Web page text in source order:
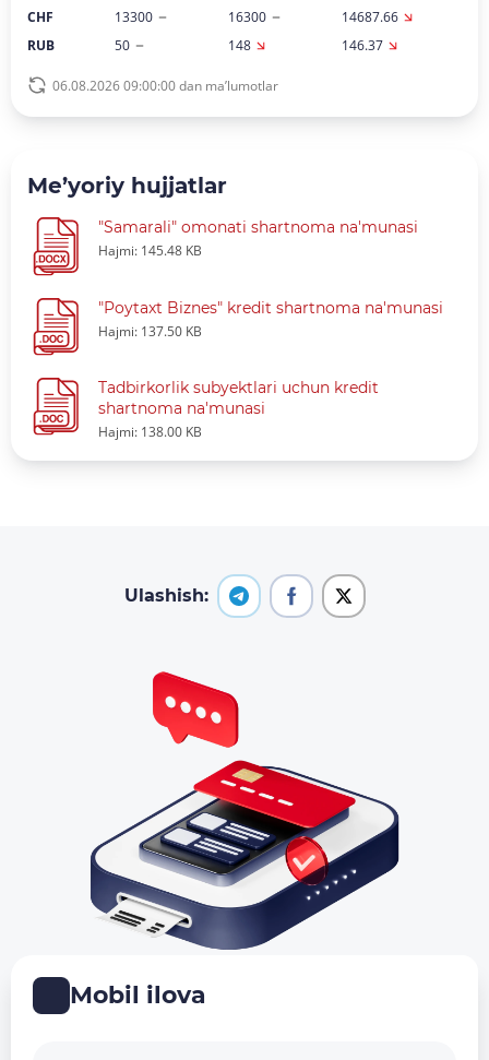
CHF
13300 16300
14687.66
RUB
50 148 146.37
06.08.2026 09:00:00 dan ma’lumotlar
Me’yoriy hujjatlar
"Samarali" omonati shartnoma na'munasi
Hajmi: 145.48 KB
"Poytaxt Biznes" kredit shartnoma na'munasi
Hajmi: 137.50 KB
Tadbirkorlik subyektlari uchun kredit
shartnoma na'munasi
Hajmi: 138.00 KB
Ulashish:
Mobil ilova